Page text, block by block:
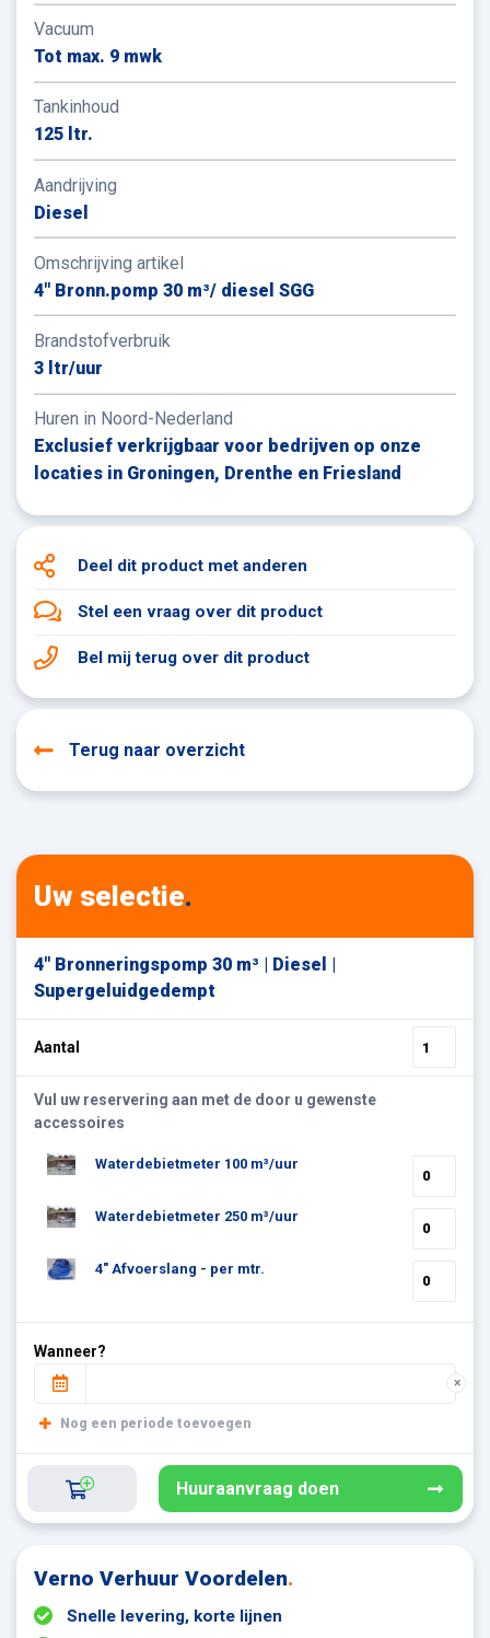
Vacuum
Tot max. 9 mwk
Tankinhoud
125 ltr.
Aandrijving
Diesel
Omschrijving artikel
4" Bronn.pomp 30 m³/ diesel SGG
Brandstofverbruik
3 ltr/uur
Huren in Noord-Nederland
Exclusief verkrijgbaar voor bedrijven op onze
locaties in Groningen, Drenthe en Friesland
Deel dit product met anderen
Stel een vraag over dit product
Bel mij terug over dit product
Terug naar overzicht
Uw selectie.
4" Bronneringspomp 30 m³ | Diesel |
Supergeluidgedempt
Aantal
Vul uw reservering aan met de door u gewenste
accessoires
Waterdebietmeter 100 m³/uur
Waterdebietmeter 250 m³/uur
4" Afvoerslang - per mtr.
Wanneer?
×
Nog een periode toevoegen
Huuraanvraag doen
Verno Verhuur Voordelen.
Snelle levering, korte lijnen